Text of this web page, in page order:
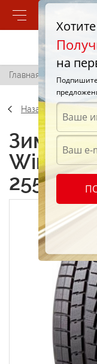
Позвонить
Главная / Dunlop
Назад
Зимние
Winter
255/40
Хотите
на